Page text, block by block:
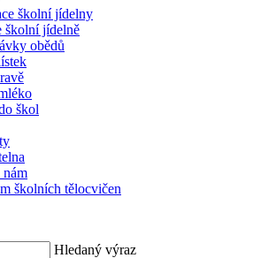
školní jídelny
školní jídelně
obědů
škol
nám
školních tělocvičen
Hledaný výraz